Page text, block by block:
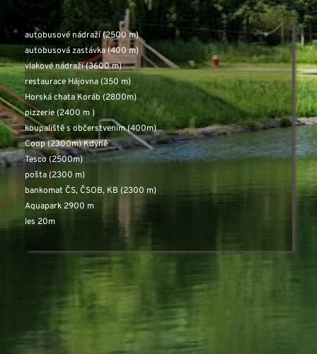
autobusové nádraží (2500 m)
autobusová zastávka (400 m)
vlakové nádraží (3600 m)
restaurace Hájovna (350 m)
Horská chata Koráb (2800m)
pizzerie (2400 m )
koupaliště s občerstvením (400m)
Coop (2300m) Kdyně
Tesco (2500m)
pošta (2300 m)
bankomat ČS, ČSOB, KB (2300 m)
Aquapark 2900 m
les 20m